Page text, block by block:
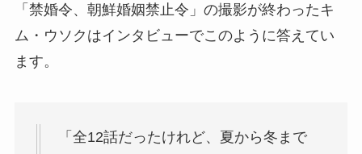
「禁婚令、朝鮮婚姻禁止令」の撮影が終わったキ
ム・ウソクはインタビューでこのように答えてい
ます。
「全12話だったけれど、夏から冬まで